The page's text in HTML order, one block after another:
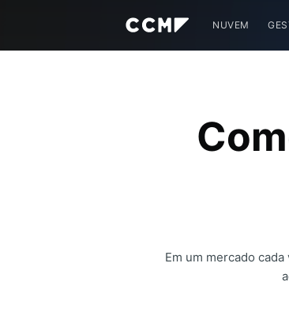
NUVEM
Em um mercado